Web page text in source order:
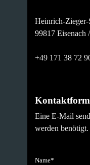
Heinrich-Zieger-
99817 Eisenach /
+49 171 38 72
Eine E-Mail
werden benötigt.
Name*